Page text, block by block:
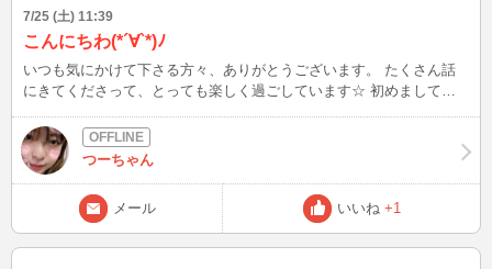
7/25 (土) 11:39
こんにちわ(*´∀`*)ﾉ
いつも気にかけて下さる方々、ありがとうございます。 たくさん話
にきてくださって、とっても楽しく過ごしています☆ 初めまして様
くださいね！ 画像は編み物始めてみた。 です。 スタンバイ待機が多
いですが、少しでも気にかけてくだされば、呼び出してみて下さい
（>▽<） 楽しい、濃厚な、素敵な時間を過ごせますように。 暑いの
でお体ご自愛ください。
つーちゃん
メール いいね +1